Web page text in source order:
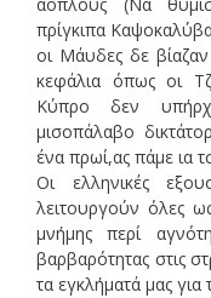
άοπλους (Να
πρίγκιπα
οι Μάυδες δε
κεφάλια όπως οι
Κύπρο δεν
μισοπάλαβο
ένα πρωί,ας πάμε ια
Οι ελληνικές
λειτουργούν όλες
μνήμης περί
βαρβαρότητας στις
τα εγκλήματά μας